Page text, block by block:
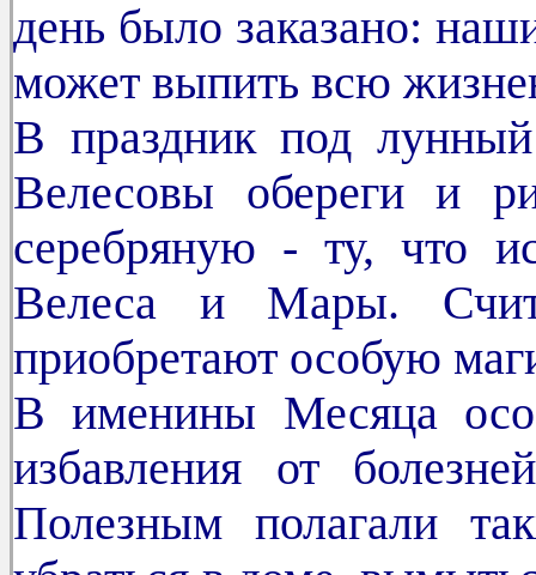
день было заказано:
может выпить всю
В праздник под
Велесовы обереги и
серебряную - ту, что
Велеса и Мары.
приобретают особую
В именины Месяца
избавления от
Полезным полагали